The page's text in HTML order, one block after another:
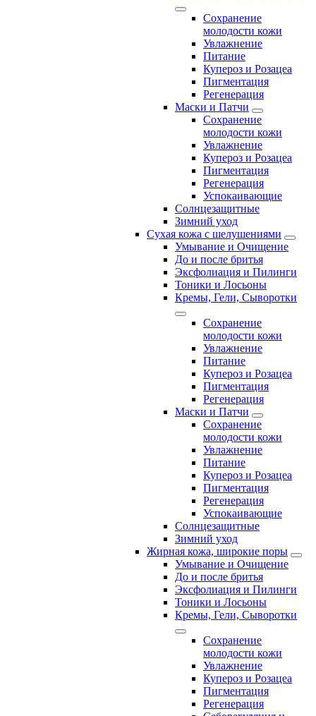
Сохранение
молодости кожи
Увлажнение
Питание
Купероз и Розацеа
Пигментация
Регенерация
Маски и Патчи
Сохранение
молодости кожи
Увлажнение
Купероз и Розацеа
Пигментация
Регенерация
Успокаивающие
Солнцезащитные
Зимний уход
Сухая кожа с шелушениями
Умывание и Очищение
До и после бритья
Эксфолиация и Пилинги
Тоники и Лосьоны
Кремы, Гели, Сыворотки
Сохранение
молодости кожи
Увлажнение
Питание
Купероз и Розацеа
Пигментация
Регенерация
Маски и Патчи
Сохранение
молодости кожи
Увлажнение
Питание
Купероз и Розацеа
Пигментация
Регенерация
Успокаивающие
Солнцезащитные
Зимний уход
Жирная кожа, широкие поры
Умывание и Очищение
До и после бритья
Эксфолиация и Пилинги
Тоники и Лосьоны
Кремы, Гели, Сыворотки
Сохранение
молодости кожи
Увлажнение
Купероз и Розацеа
Пигментация
Регенерация